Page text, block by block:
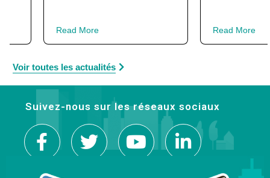
Read More Read More
Voir toutes les actualités
Suivez-nous sur les réseaux sociaux